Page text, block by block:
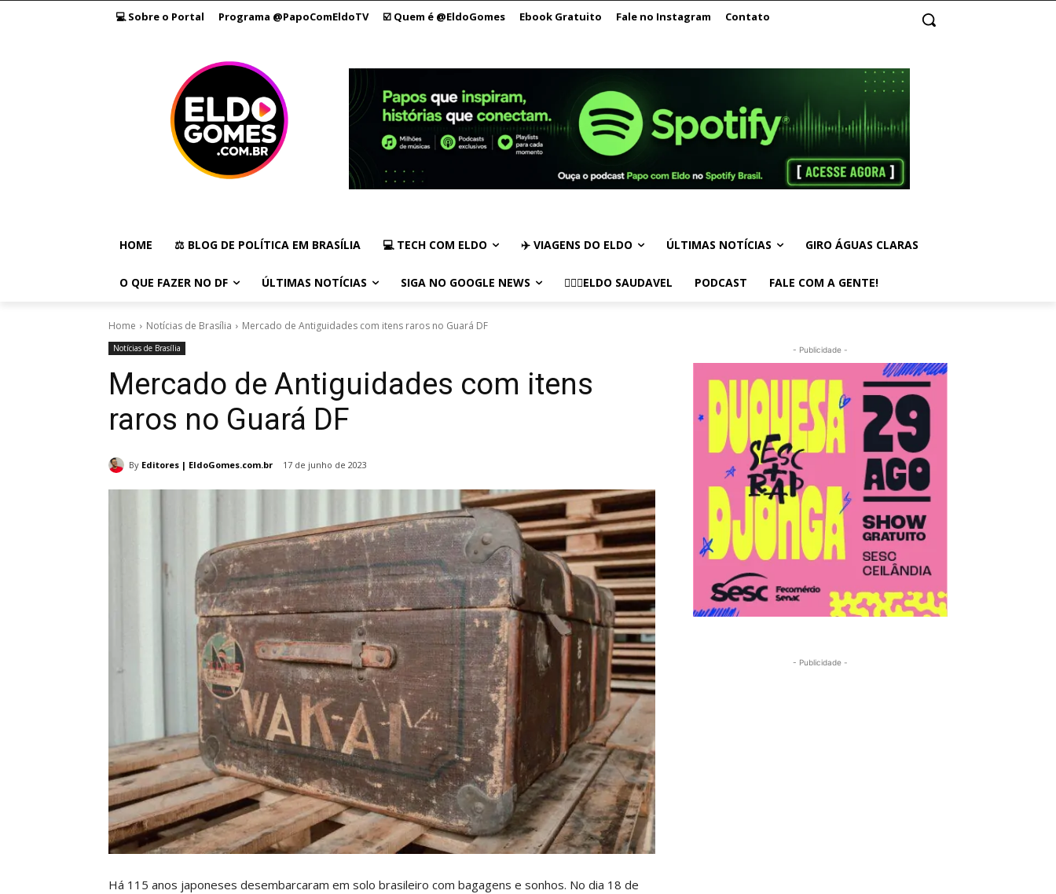
💻 Sobre o Portal Programa @PapoComEldoTV ☑️ Quem é @EldoGomes Ebook Gratuito Fale no Instagram Contato
HOME ⚖️ BLOG DE POLÍTICA EM BRASÍLIA 💻 TECH COM ELDO ✈️ VIAGENS DO ELDO ÚLTIMAS NOTÍCIAS GIRO ÁGUAS CLARAS
O QUE FAZER NO DF ÚLTIMAS NOTÍCIAS SIGA NO GOOGLE NEWS 🏃🏻‍♂️ELDO SAUDAVEL PODCAST FALE COM A GENTE!
Home Notícias de Brasília Mercado de Antiguidades com itens raros no Guará DF
Notícias de Brasília
Mercado de Antiguidades com itens
raros no Guará DF
By Editores | EldoGomes.com.br 17 de junho de 2023
Há 115 anos japoneses desembarcaram em solo brasileiro com bagagens e sonhos. No dia 18 de
- Publicidade -
- Publicidade -